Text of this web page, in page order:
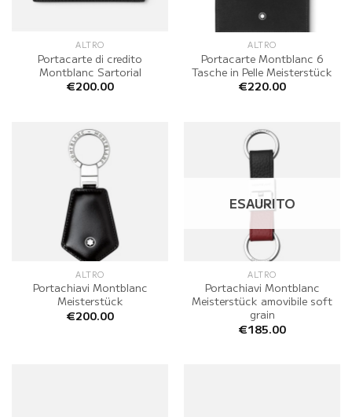
ALTRO
Portacarte di credito
Montblanc Sartorial
€200.00
ALTRO
Portacarte Montblanc 6
Tasche in Pelle Meisterstück
€220.00
ALTRO
Portachiavi Montblanc
Meisterstück
€200.00
ESAURITO
ALTRO
Portachiavi Montblanc
Meisterstück amovibile soft
grain
€185.00